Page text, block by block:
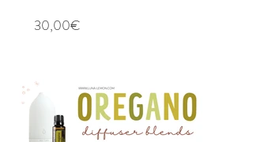
30,00€